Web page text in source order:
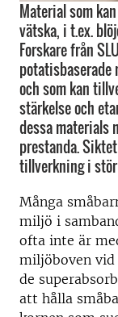
Material som
vätska, i t.ex.
Forskare från
potatisbaserade
och som kan
stärkelse och
dessa materials
prestanda.
tillverkning i
Många
miljö i
ofta inte är
miljöboven vid
de
att hålla